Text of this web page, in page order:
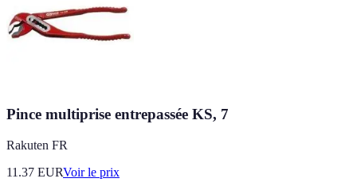
Pince multiprise entrepassée KS, 7
Rakuten FR
11.37 EURVoir le prix